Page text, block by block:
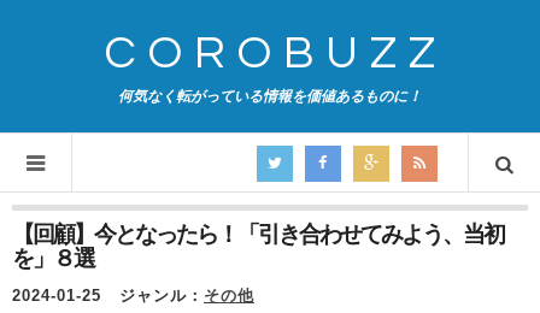
COROBUZZ
何気なく転がっている情報を価値あるものに！
【回顧】今となったら！「引き合わせてみよう、当初
を」８選
2024-01-25 ジャンル： その他